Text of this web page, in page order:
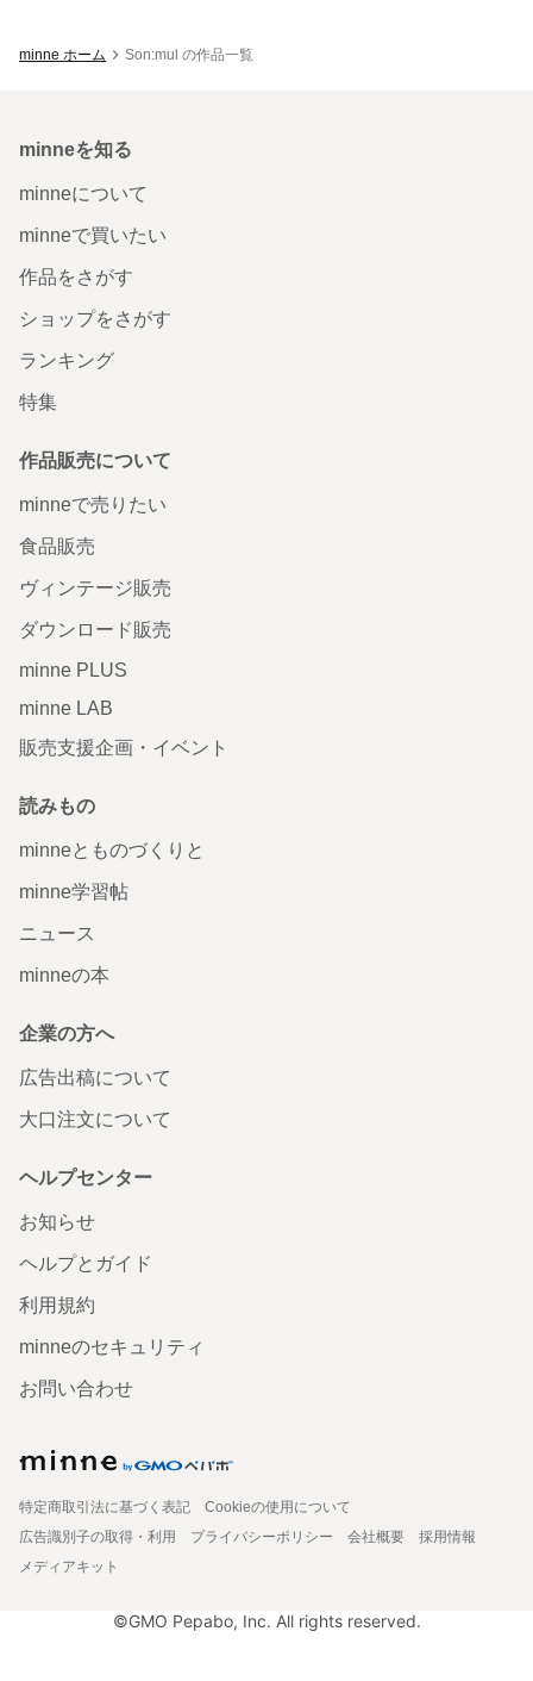
minne ホーム Son:mul の作品一覧
minneを知る
minneについて
minneで買いたい
作品をさがす
ショップをさがす
ランキング
特集
作品販売について
minneで売りたい
食品販売
ヴィンテージ販売
ダウンロード販売
minne PLUS
minne LAB
販売支援企画・イベント
読みもの
minneとものづくりと
minne学習帖
ニュース
minneの本
企業の方へ
広告出稿について
大口注文について
ヘルプセンター
お知らせ
ヘルプとガイド
利用規約
minneのセキュリティ
お問い合わせ
特定商取引法に基づく表記
Cookieの使用について
広告識別子の取得・利用
プライバシーポリシー 会社概要
採用情報
メディアキット
©GMO Pepabo, Inc. All rights reserved.